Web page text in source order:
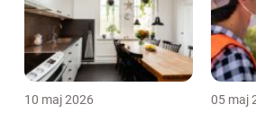
10 maj 2026 05 maj